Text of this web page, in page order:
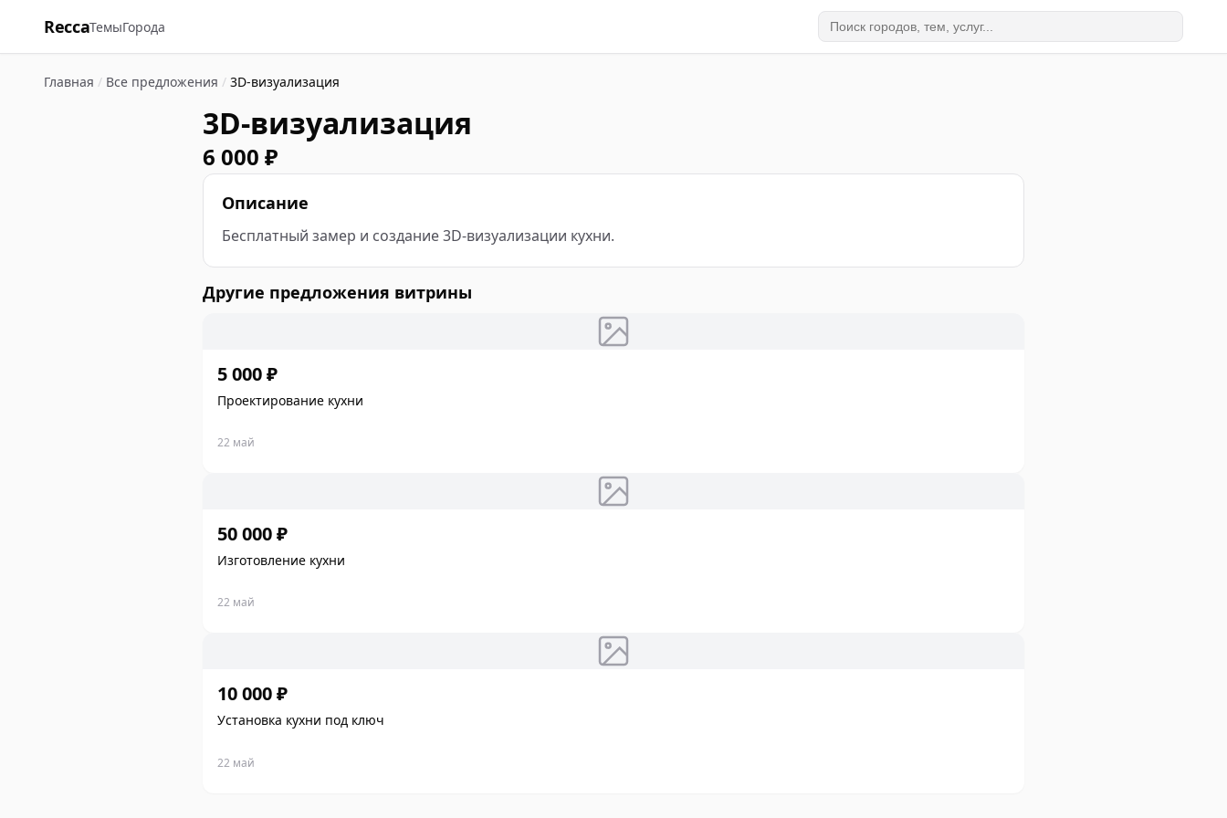
ReccaТемыГорода
Главная / Все предложения / 3D-визуализация
3D-визуализация
6 000 ₽
Описание
Бесплатный замер и создание 3D-визуализации кухни.
Другие предложения витрины
5 000 ₽
Проектирование кухни
22 май
50 000 ₽
Изготовление кухни
22 май
10 000 ₽
Установка кухни под ключ
22 май